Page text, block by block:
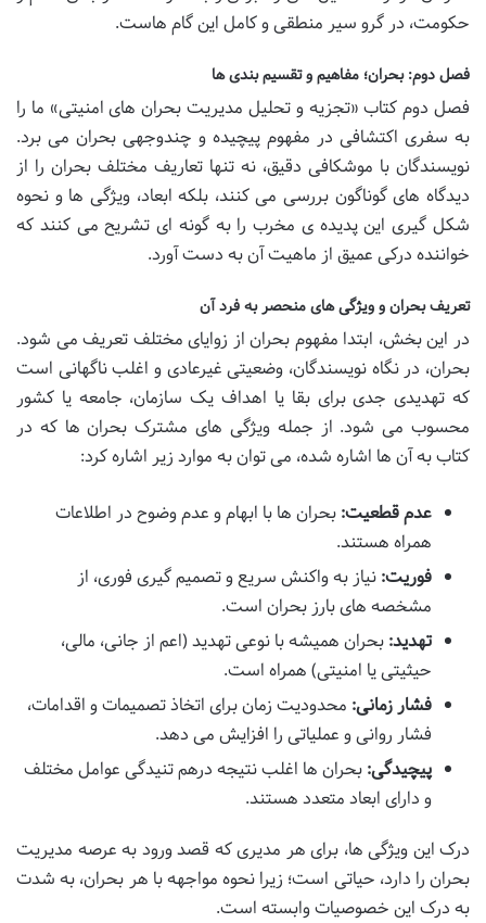
حکومت، در گرو سیر منطقی و کامل این گام هاست.
فصل دوم: بحران؛ مفاهیم و تقسیم بندی ها
فصل دوم کتاب «تجزیه و تحلیل مدیریت بحران های امنیتی» ما را
به سفری اکتشافی در مفهوم پیچیده و چندوجهی بحران می برد.
نویسندگان با موشکافی دقیق، نه تنها تعاریف مختلف بحران را از
دیدگاه های گوناگون بررسی می کنند، بلکه ابعاد، ویژگی ها و نحوه
شکل گیری این پدیده ی مخرب را به گونه ای تشریح می کنند که
خواننده درکی عمیق از ماهیت آن به دست آورد.
تعریف بحران و ویژگی های منحصر به فرد آن
در این بخش، ابتدا مفهوم بحران از زوایای مختلف تعریف می شود.
بحران، در نگاه نویسندگان، وضعیتی غیرعادی و اغلب ناگهانی است
که تهدیدی جدی برای بقا یا اهداف یک سازمان، جامعه یا کشور
محسوب می شود. از جمله ویژگی های مشترک بحران ها که در
کتاب به آن ها اشاره شده، می توان به موارد زیر اشاره کرد:
عدم قطعیت: بحران ها با ابهام و عدم وضوح در اطلاعات
همراه هستند.
فوریت: نیاز به واکنش سریع و تصمیم گیری فوری، از
مشخصه های بارز بحران است.
تهدید: بحران همیشه با نوعی تهدید (اعم از جانی، مالی،
حیثیتی یا امنیتی) همراه است.
فشار زمانی: محدودیت زمان برای اتخاذ تصمیمات و اقدامات،
فشار روانی و عملیاتی را افزایش می دهد.
پیچیدگی: بحران ها اغلب نتیجه درهم تنیدگی عوامل مختلف
و دارای ابعاد متعدد هستند.
درک این ویژگی ها، برای هر مدیری که قصد ورود به عرصه مدیریت
بحران را دارد، حیاتی است؛ زیرا نحوه مواجهه با هر بحران، به شدت
به درک این خصوصیات وابسته است.